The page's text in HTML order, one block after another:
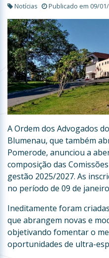
Notícias Publicado em 09/
A Ordem dos Advogados
Blumenau, que também
Pomerode, anunciou a
composição das
gestão 2025/2027. As
no período de 09 de
Ineditamente foram
que abrangem novas e
objetivando fomentar o
oportunidades de ultra-